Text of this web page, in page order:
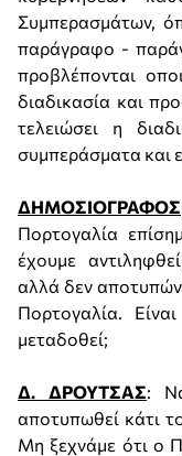
Συμπερασμάτων,
παράγραφο -
προβλέπονται
διαδικασία και
τελειώσει η
συμπεράσματα και
ΔΗΜΟΣΙΟΓΡΑΦΟΣ
Πορτογαλία
έχουμε
αλλά δεν
Πορτογαλία.
μεταδοθεί;
Δ. ΔΡΟΥΤΣΑΣ:
αποτυπωθεί κάτι
Μη ξεχνάμε ότι ο